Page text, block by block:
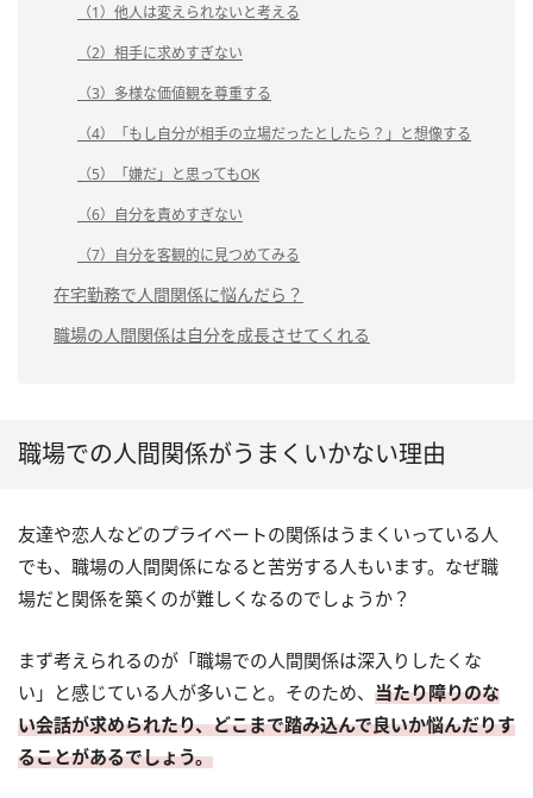
（1）他人は変えられないと考える
（2）相手に求めすぎない
（3）多様な価値観を尊重する
（4）「もし自分が相手の立場だったとしたら？」と想像する
（5）「嫌だ」と思ってもOK
（6）自分を責めすぎない
（7）自分を客観的に見つめてみる
在宅勤務で人間関係に悩んだら？
職場の人間関係は自分を成長させてくれる
職場での人間関係がうまくいかない理由
友達や恋人などのプライベートの関係はうまくいっている人
でも、職場の人間関係になると苦労する人もいます。なぜ職
場だと関係を築くのが難しくなるのでしょうか？
まず考えられるのが「職場での人間関係は深入りしたくな
い」と感じている人が多いこと。そのため、 当たり障りのな
い会話が求められたり、どこまで踏み込んで良いか悩んだりす
ることがあるでしょう。